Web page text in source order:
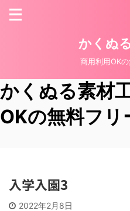
かくぬ
商用利用OK
かくぬる素材
OKの無料フリ
入学入園3
2022年2月8日